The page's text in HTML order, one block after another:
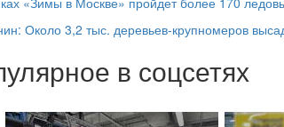
Около 3,2 тыс. деревьев-крупномеров
в соцсетях